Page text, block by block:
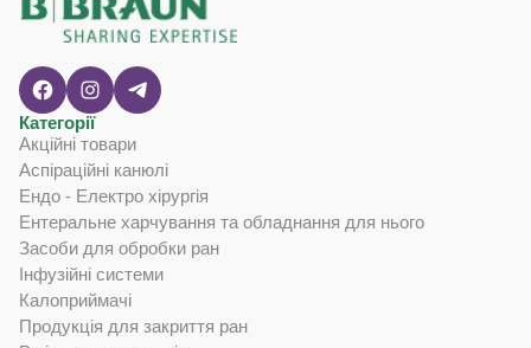
Категорії
Акційні товари
Аспіраційні канюлі
Ендо - Електро хірургія
Ентеральне харчування та обладнання для нього
Засоби для обробки ран
Інфузійні системи
Калоприймачі
Продукція для закриття ран